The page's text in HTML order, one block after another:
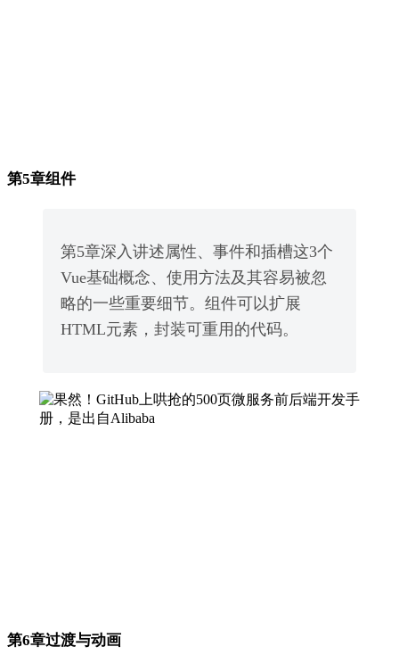
第5章组件
第5章深入讲述属性、事件和插槽这3个
Vue基础概念、使用方法及其容易被忽
略的一些重要细节。组件可以扩展
HTML元素，封装可重用的代码。
第6章过渡与动画